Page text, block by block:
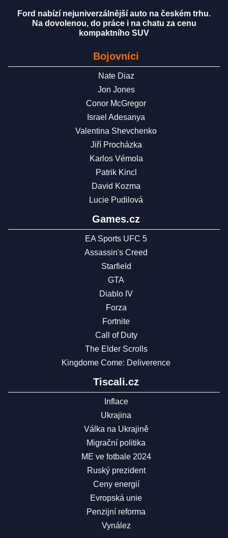
Ford nabízí nejuniverzálnější auto na českém trhu.
Na dovolenou, do práce i na chatu za cenu
kompaktního SUV
Bojovníci
Nate Diaz
Jon Jones
Conor McGregor
Israel Adesanya
Valentina Shevchenko
Jiří Procházka
Karlos Vémola
Patrik Kincl
David Kozma
Lucie Pudilová
Games.cz
EA Sports UFC 5
Assassin's Creed
Starfield
GTA
Diablo IV
Forza
Fortnite
Call of Duty
The Elder Scrolls
Kingdome Come: Deliverence
Tiscali.cz
Inflace
Ukrajina
Válka na Ukrajině
Migrační politika
ME ve fotbale 2024
Ruský prezident
Ceny energií
Evropská unie
Penzijní reforma
Vynález